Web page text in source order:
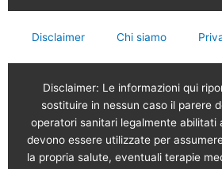
Disclaimer Chi siamo
Disclaimer: Le informazioni qui
sostituire in nessun caso il parere
operatori sanitari legalmente abilitati
devono essere utilizzate per
la propria salute, eventuali terapie